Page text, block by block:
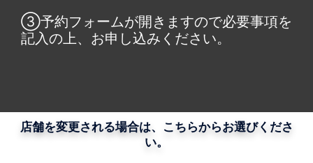
③予約フォームが開きますので必要事項を
記入の上、お申し込みください。
店舗を変更される場合は、こちらからお選びくださ
い。